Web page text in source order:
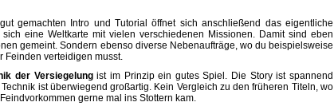
gemachten Intro und Tutorial öffnet sich anschließend das eigentliche
eine Weltkarte mit vielen verschiedenen Missionen. Damit sind eben
gemeint. Sondern ebenso diverse Nebenaufträge, wo du beispielsweise
Feinden verteidigen musst.
der Versiegelungist im Prinzip ein gutes Spiel. Die Story ist spannend
ist überwiegend großartig. Kein Vergleich zu den früheren Titeln, wo
gerne mal ins Stottern kam.